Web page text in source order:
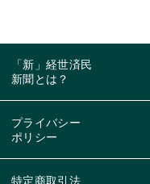
「新」経世済民
新聞とは？
プライバシー
ポリシー
特定商取引法